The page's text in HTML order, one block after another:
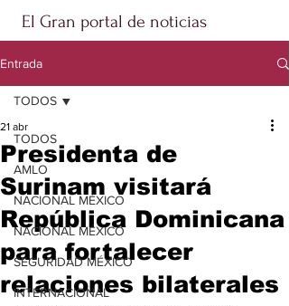
El Gran portal de noticias
Entrada
TODOS
AMLO
NACIONAL MÉXICO
NACIONAL MÉXICO
SEGURIDAD MÉXICO
INTERNACIONAL
TODOS
Presidenta de
Surinam visitará
República Dominicana
para fortalecer
relaciones bilaterales
21 abr